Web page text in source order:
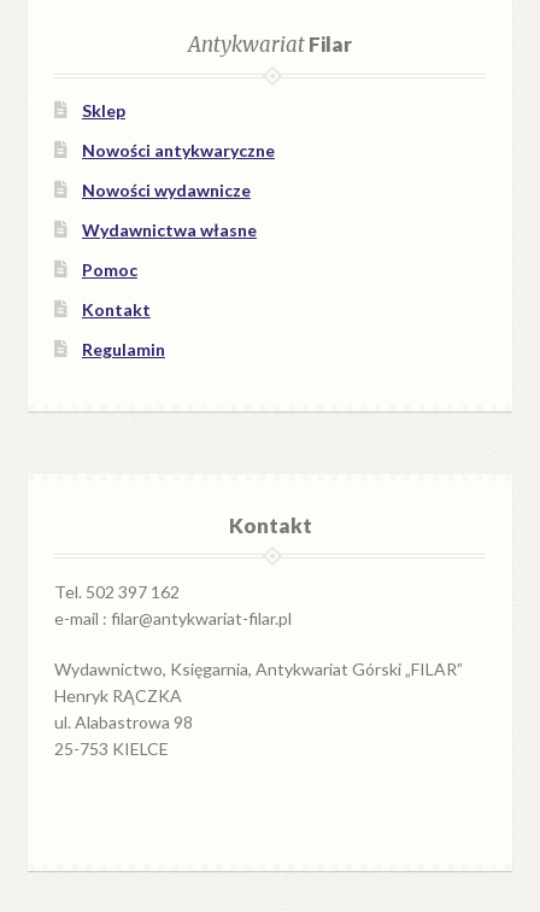
AntykwariatFilar
Sklep
Nowości antykwaryczne
Nowości wydawnicze
Wydawnictwa własne
Pomoc
Kontakt
Regulamin
Kontakt
Tel. 502 397 162
e-mail : filar@antykwariat-filar.pl
Wydawnictwo, Księgarnia, Antykwariat Górski „FILAR”
Henryk RĄCZKA
ul. Alabastrowa 98
25-753 KIELCE